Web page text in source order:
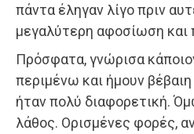
πάντα έληγαν λίγο πριν
μεγαλύτερη αφοσίωση και
Πρόσφατα, γνώρισα
περιμένω και ήμουν
ήταν πολύ διαφορετική.
λάθος. Ορισμένες φορές,